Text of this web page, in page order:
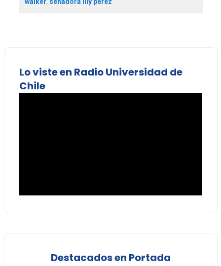
Lo viste en Radio Universidad de
Chile
Destacados en Portada